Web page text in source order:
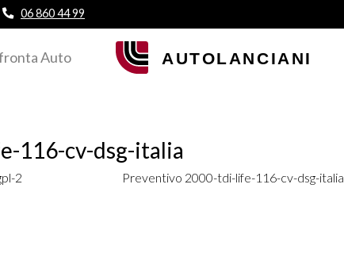
06 860 44 99
Auto
116-cv-dsg-italia
2 Preventivo 2000-tdi-life-116-cv-dsg-italia